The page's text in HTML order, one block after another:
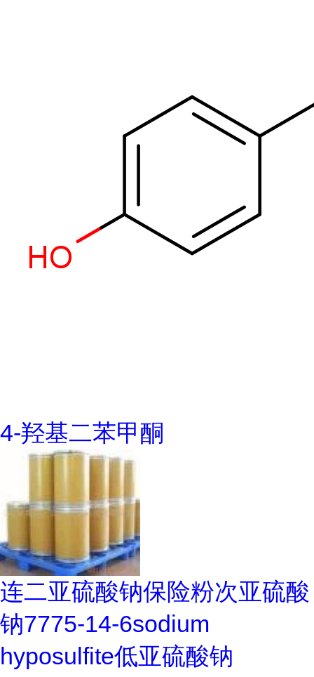
4-羟基二苯甲酮
连二亚硫酸钠保险粉次亚硫酸
钠7775-14-6sodium
hyposulfite低亚硫酸钠